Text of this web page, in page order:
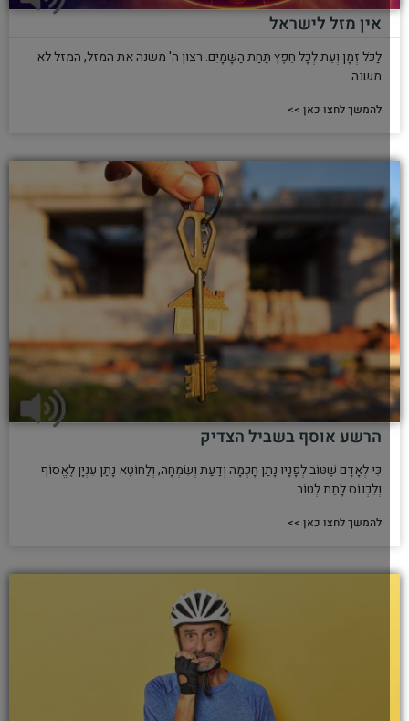
אין מזל לישראל
לַכֹּל זְמָן וְעֵת לְכָל חֵפֶץ תַּחַת הַשָּׁמָיִם. רצון ה' משנה את המזל, המזל לא
משנה
להמשך לחצו כאן >>
הרשע אוסף בשביל הצדיק
כִּי לְאָדָם שֶׁטּוֹב לְפָנָיו נָתַן חָכְמָה וְדַעַת וְשִׂמְחָה, וְלַחוֹטֶא נָתַן עִנְיָן לֶאֱסוֹף
וְלִכְנוֹס לָתֵת לְטוֹב
להמשך לחצו כאן >>